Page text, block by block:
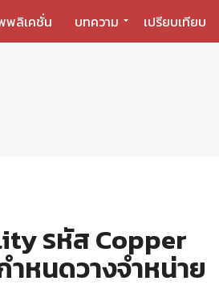
พลิเคชั่น บทความ เปรียบเทียบ
รหัส Copper
หนดวางจำหน่าย